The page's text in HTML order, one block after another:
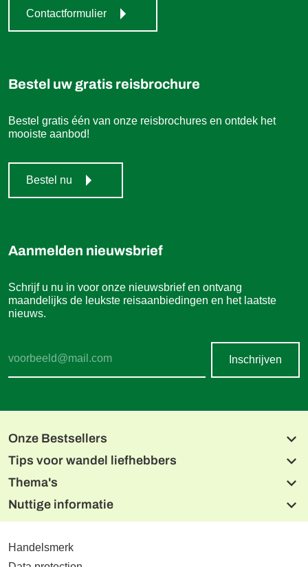
Contactformulier
Bestel uw gratis reisbrochure
Bestel gratis één van onze reisbrochures en ontdek het
mooiste aanbod!
Bestel nu
Aanmelden nieuwsbrief
Schrijf u nu in voor onze nieuwsbrief en ontvang
maandelijks de leukste reisaanbiedingen en het laatste
nieuws.
Inschrijven
Onze Bestsellers
Beierse meren en de Isar
Alpe-Adria fietsroute, Salzburg naar Grado
Donau Radweg
Tien Meren Salzkammergut
Tips voor wandel liefhebbers
Lechweg
Noord Albanese Alpen
Alpe-Adriatrail drielandentour
Hoogtepunten van de Mont Blanc
Thema's
Wandelen met de hond
Wandelen met charme
Reizen per trein
Winterwandelen
Nuttige informatie
Online betalen
Handelsmerk